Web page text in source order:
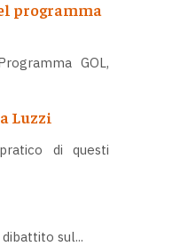
programma
GOL,
Luzzi
di questi
sul...